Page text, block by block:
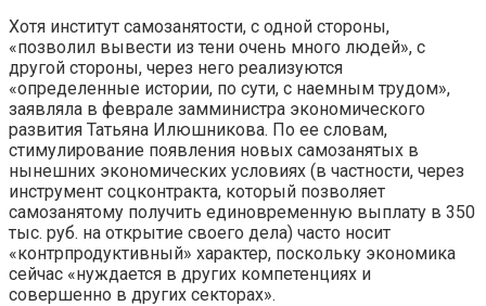
Хотя институт самозанятости, с одной стороны,
«позволил вывести из тени очень много людей», с
другой стороны, через него реализуются
«определенные истории, по сути, с наемным трудом»,
заявляла в феврале замминистра экономического
развития Татьяна Илюшникова. По ее словам,
стимулирование появления новых самозанятых в
нынешних экономических условиях (в частности, через
инструмент соцконтракта, который позволяет
самозанятому получить единовременную выплату в 350
тыс. руб. на открытие своего дела) часто носит
«контрпродуктивный» характер, поскольку экономика
сейчас «нуждается в других компетенциях и
совершенно в других секторах».